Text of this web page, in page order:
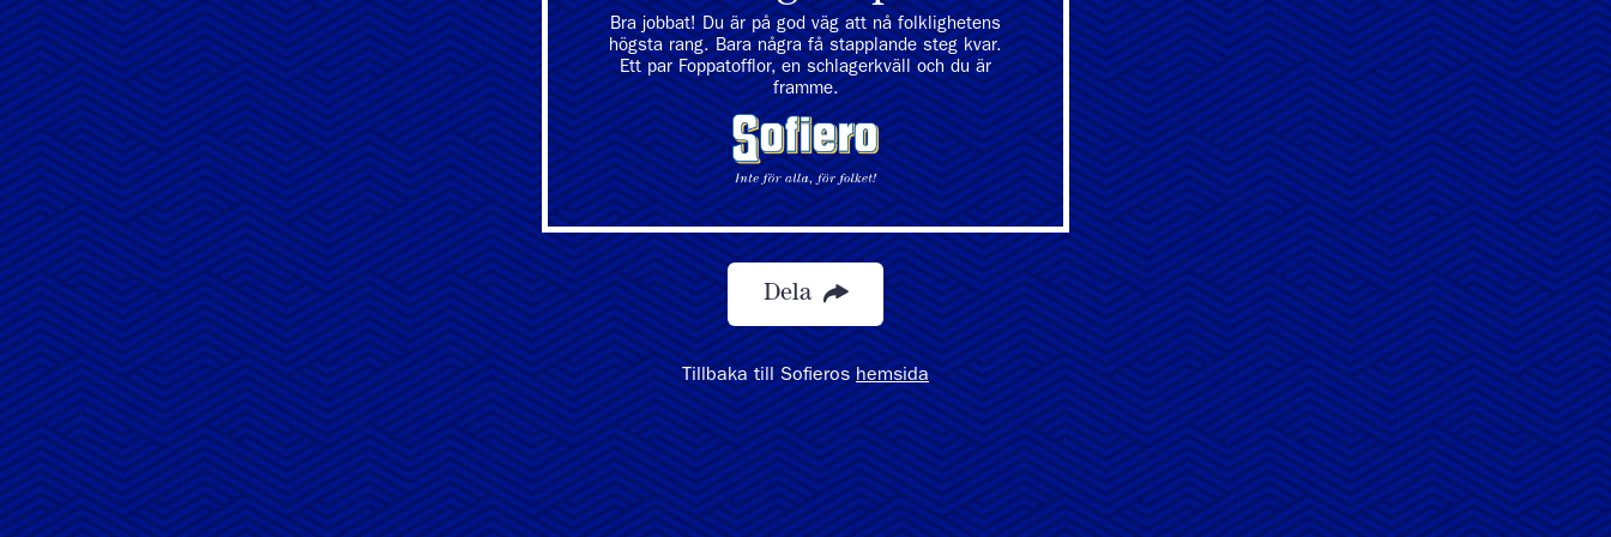
Bra jobbat! Du är på god väg att nå folklighetens
högsta rang. Bara några få stapplande steg kvar.
Ett par Foppatofflor, en schlagerkväll och du är
framme.
Dela
Tillbaka till Sofieroshemsida